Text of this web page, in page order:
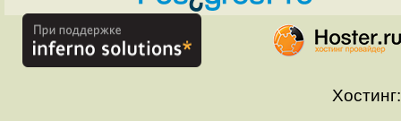
Хостинг: